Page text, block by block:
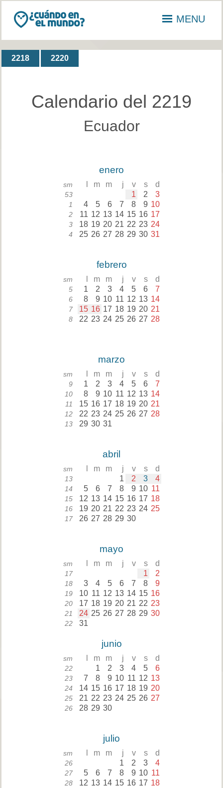
MENU
2218 2220
Calendario del 2219
Ecuador
enero
sm m m j v s d
53 1 2 3
1 4 5 6 7 8 9 10
2 11 12 13 14 15 16 17
3 18 19 20 21 22 23 24
4 25 26 27 28 29 30 31
febrero
sm m m j v s d
5 1 2 3 4 5 6 7
6 8 9 10 11 12 13 14
7 15 16 17 18 19 20 21
8 22 23 24 25 26 27 28
marzo
sm m m j v s d
9 1 2 3 4 5 6 7
10 8 9 10 11 12 13 14
11 15 16 17 18 19 20 21
12 22 23 24 25 26 27 28
13 29 30 31
abril
sm m m j v s d
13 1 2 3 4
14 5 6 7 8 9 10 11
15 12 13 14 15 16 17 18
16 19 20 21 22 23 24 25
17 26 27 28 29 30
mayo
sm m m j v s d
17 1 2
18 3 4 5 6 7 8 9
19 10 11 12 13 14 15 16
20 17 18 19 20 21 22 23
21 24 25 26 27 28 29 30
22 31
junio
sm m m j v s d
22 1 2 3 4 5 6
23 7 8 9 10 11 12 13
24 14 15 16 17 18 19 20
25 21 22 23 24 25 26 27
26 28 29 30
julio
sm m m j v s d
26 1 2 3 4
27 5 6 7 8 9 10 11
28 12 13 14 15 16 17 18